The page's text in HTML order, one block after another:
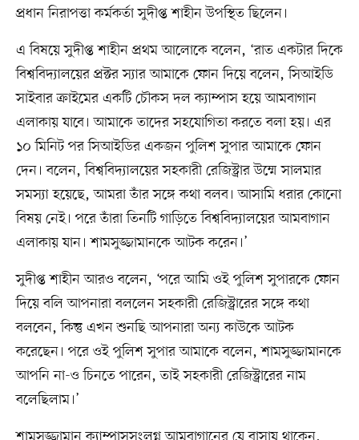
প্রধান নিরাপত্তা কর্মকর্তা সুদীপ্ত শাহীন উপস্থিত ছিলেন।
এ বিষয়ে সুদীপ্ত শাহীন প্রথম আলোকে বলেন, ‘রাত একটার দিকে
বিশ্ববিদ্যালয়ের প্রক্টর স্যার আমাকে ফোন দিয়ে বলেন, সিআইডি
সাইবার ক্রাইমের একটি চৌকস দল ক্যাম্পাস হয়ে আমবাগান
এলাকায় যাবে। আমাকে তাদের সহযোগিতা করতে বলা হয়। এর
১০ মিনিট পর সিআইডির একজন পুলিশ সুপার আমাকে ফোন
দেন। বলেন, বিশ্ববিদ্যালয়ের সহকারী রেজিস্ট্রার উম্মে সালমার
সমস্যা হয়েছে, আমরা তাঁর সঙ্গে কথা বলব। আসামি ধরার কোনো
বিষয় নেই। পরে তাঁরা তিনটি গাড়িতে বিশ্ববিদ্যালয়ের আমবাগান
এলাকায় যান। শামসুজ্জামানকে আটক করেন।’
সুদীপ্ত শাহীন আরও বলেন, ‘পরে আমি ওই পুলিশ সুপারকে ফোন
দিয়ে বলি আপনারা বললেন সহকারী রেজিস্ট্রারের সঙ্গে কথা
বলবেন, কিন্তু এখন শুনছি আপনারা অন্য কাউকে আটক
করেছেন। পরে ওই পুলিশ সুপার আমাকে বলেন, শামসুজ্জামানকে
আপনি না-ও চিনতে পারেন, তাই সহকারী রেজিস্ট্রারের নাম
বলেছিলাম।’